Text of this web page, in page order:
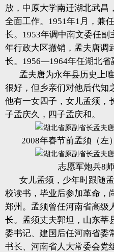
放，中原大学南迁湖北武昌
全面工作。1951年1月，兼
长。1953年调中南文委任
年行政大区撤销，孟夫唐调
长。1956—1964年任湖北省
孟夫唐为永年县历史上
很好，但乡亲们对他后代知
他有一女四子，女儿孟须，
子孟庆久，四子孟庆和。
2008年春节前孟须（左
志愿军炮兵8
女儿孟须，少年时跟随
校读书，毕业后参加革命，
郑州。孟须曾任河南省高级
长。孟须丈夫郭坦，山东莘
委书记、建国后任河南省委
书长、河南省人大常委会党